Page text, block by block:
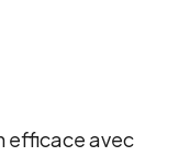
efficace avec